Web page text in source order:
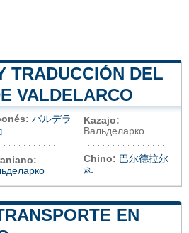
TRADUCCIÓN DEL
VALDELARCO
バルデラ
Kazajo:
Вальделарко
Chino: 巴尔德拉尔
科
EN